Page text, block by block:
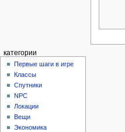
категории
Первые шаги в игре
Классы
Спутники
NPC
Локации
Вещи
Экономика